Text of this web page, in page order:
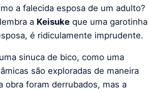
a falecida esposa de um adulto?
lembra a Keisuke que uma garotinha
é ridiculamente imprudente.
sinuca de bico, como uma
são exploradas de maneira
obra foram derrubados, mas a